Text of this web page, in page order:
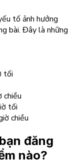
tố ảnh hưởng
bài. Đây là những
tối
chiều
tối
chiều
đăng
nào?